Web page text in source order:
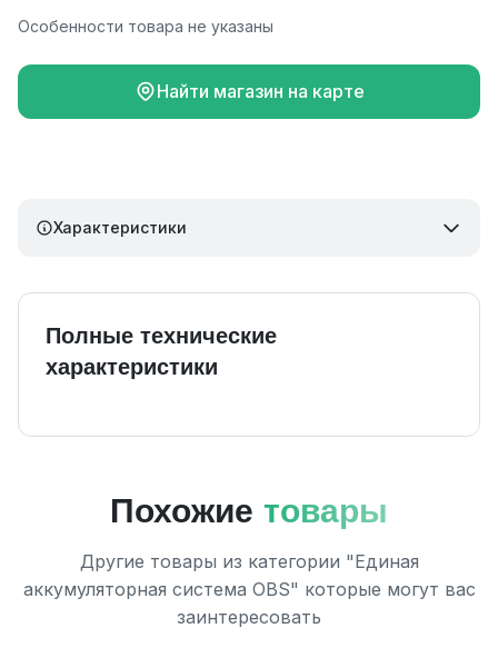
Особенности товара не указаны
Найти магазин на карте
Характеристики
Полные технические
характеристики
Похожие товары
Другие товары из категории "Единая
аккумуляторная система ОВS" которые могут вас
заинтересовать